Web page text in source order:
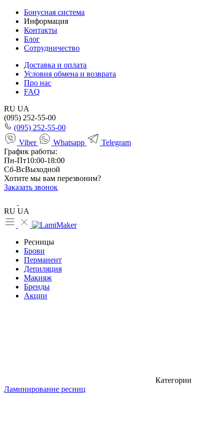
Бонусная система
Информация
Контакты
Блог
Сотрудничество
Доставка и оплата
Условия обмена и возврата
Про нас
FAQ
RU UA
(095) 252-55-00
(095) 252-55-00
Viber
Whatsapp
Telegram
График работы:
Пн-Пт10:00-18:00
Сб-ВсВыходной
Хотите мы вам перезвоним?
Заказать звонок
RU UA
Ресницы
Брови
Перманент
Депиляция
Макияж
Бренды
Акции
Категории
Ламинирование ресниц